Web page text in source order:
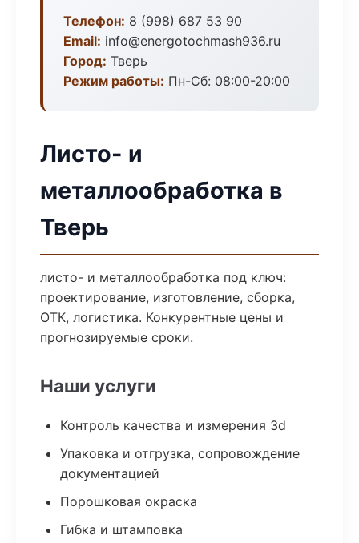
Телефон: 8 (998) 687 53 90
Email: info@energotochmash936.ru
Город: Тверь
Режим работы: Пн-Сб: 08:00-20:00
Листо- и
металлообработка в
Тверь
листо- и металлообработка под ключ:
проектирование, изготовление, сборка,
ОТК, логистика. Конкурентные цены и
прогнозируемые сроки.
Наши услуги
Контроль качества и измерения 3d
Упаковка и отгрузка, сопровождение
документацией
Порошковая окраска
Гибка и штамповка